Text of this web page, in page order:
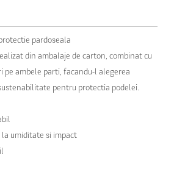
pardoseala
din ambalaje de carton, combinat cu
pe ambele parti, facandu-l alegerea
pentru protectia podelei.
umiditate si impact